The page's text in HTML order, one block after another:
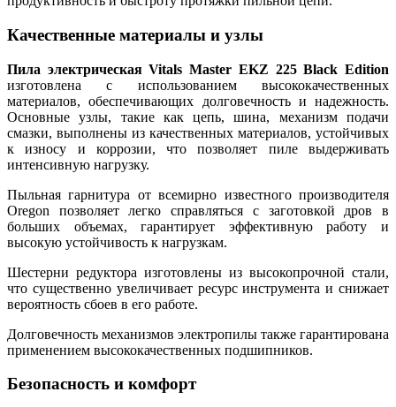
Качественные материалы и узлы
Пила электрическая Vitals Master EKZ 225 Black Edition
изготовлена с использованием высококачественных
материалов, обеспечивающих долговечность и надежность.
Основные узлы, такие как цепь, шина, механизм подачи
смазки, выполнены из качественных материалов, устойчивых
к износу и коррозии, что позволяет пиле выдерживать
интенсивную нагрузку.
Пыльная гарнитура от всемирно известного производителя
Oregon позволяет легко справляться с заготовкой дров в
больших объемах, гарантирует эффективную работу и
высокую устойчивость к нагрузкам.
Шестерни редуктора изготовлены из высокопрочной стали,
что существенно увеличивает ресурс инструмента и снижает
вероятность сбоев в его работе.
Долговечность механизмов электропилы также гарантирована
применением высококачественных подшипников.
Безопасность и комфорт